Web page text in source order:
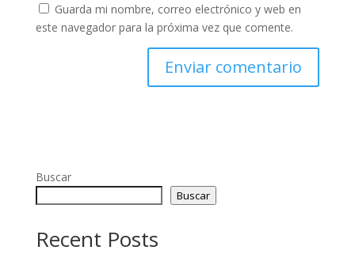
Guarda mi nombre, correo electrónico y web en
este navegador para la próxima vez que comente.
Buscar
Buscar
Recent Posts